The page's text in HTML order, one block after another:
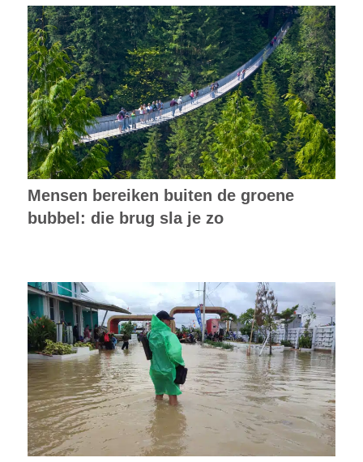
Mensen bereiken buiten de groene
bubbel: die brug sla je zo